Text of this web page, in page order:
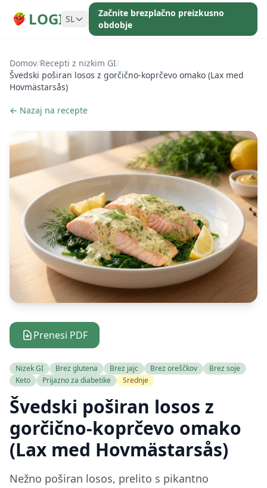
LOGI SL
Začnite brezplačno preizkusno
obdobje
Domov/Recepti z nizkim GI/
Švedski poširan losos z gorčično-koprčevo omako (Lax med
Hovmästarsås)
← Nazaj na recepte
Prenesi PDF
Nizek GI Brez glutena Brez jajc Brez oreščkov
Brez soje
Keto
Prijazno za diabetike Srednje
Švedski poširan losos z
gorčično-koprčevo omako
(Lax med Hovmästarsås)
Nežno poširan losos, prelito s pikantno